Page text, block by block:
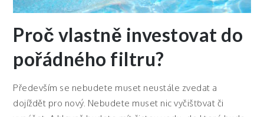
Proč vlastně investovat do
pořádného filtru?
Především se nebudete muset neustále zvedat a
dojíždět pro nový. Nebudete muset nic vyčišťovat či